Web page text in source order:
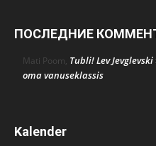
ПОСЛЕДНИЕ
Mati Poom, Tubli! Lev
oma vanuseklassis
Kalender